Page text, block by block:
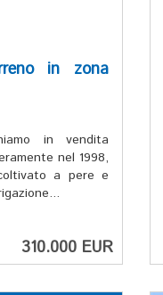
in zona
in vendita
nel 1998,
a pere e
310.000 EUR